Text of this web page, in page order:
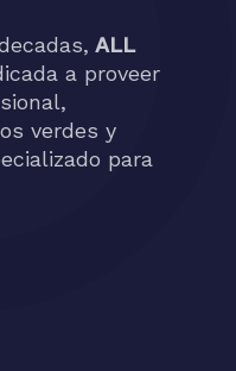
ALL
a proveer
verdes y
para